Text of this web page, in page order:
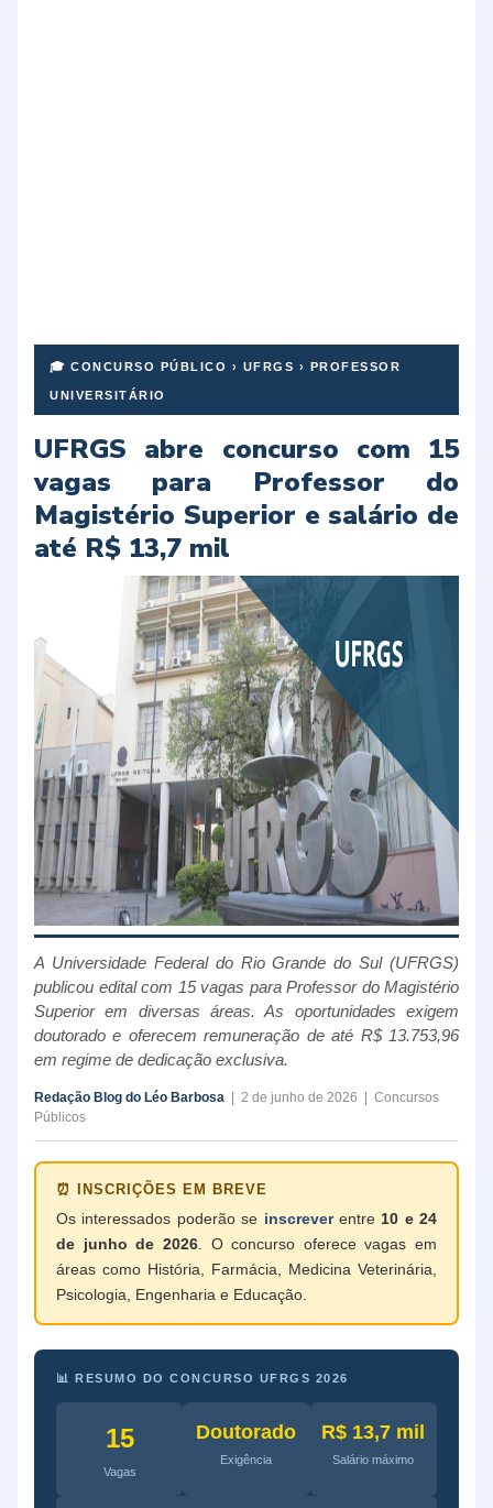
🎓 CONCURSO PÚBLICO › UFRGS › PROFESSOR
UNIVERSITÁRIO
UFRGS abre concurso com 15
vagas para Professor do
Magistério Superior e salário de
até R$ 13,7 mil
A Universidade Federal do Rio Grande do Sul (UFRGS)
publicou edital com 15 vagas para Professor do Magistério
Superior em diversas áreas. As oportunidades exigem
doutorado e oferecem remuneração de até R$ 13.753,96
em regime de dedicação exclusiva.
Redação Blog do Léo Barbosa | 2 de junho de 2026 | Concursos
Públicos
⏰ INSCRIÇÕES EM BREVE
Os interessados poderão se inscreverentre 10 e 24
de junho de 2026. O concurso oferece vagas em
áreas como História, Farmácia, Medicina Veterinária,
Psicologia, Engenharia e Educação.
📊 RESUMO DO CONCURSO UFRGS 2026
15
Vagas
Doutorado
Exigência
R$ 13,7 mil
Salário máximo